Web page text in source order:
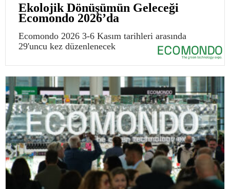
Ekolojik Dönüşümün Geleceği
Ecomondo 2026’da
Ecomondo 2026 3-6 Kasım tarihleri arasında
29'uncu kez düzenlenecek